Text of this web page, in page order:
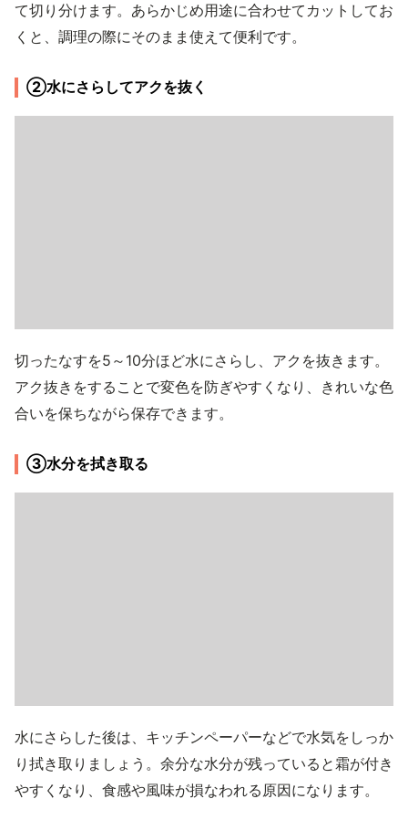
て切り分けます。あらかじめ用途に合わせてカットしてお
くと、調理の際にそのまま使えて便利です。
②水にさらしてアクを抜く
切ったなすを5～10分ほど水にさらし、アクを抜きます。
アク抜きをすることで変色を防ぎやすくなり、きれいな色
合いを保ちながら保存できます。
③水分を拭き取る
水にさらした後は、キッチンペーパーなどで水気をしっか
り拭き取りましょう。余分な水分が残っていると霜が付き
やすくなり、食感や風味が損なわれる原因になります。